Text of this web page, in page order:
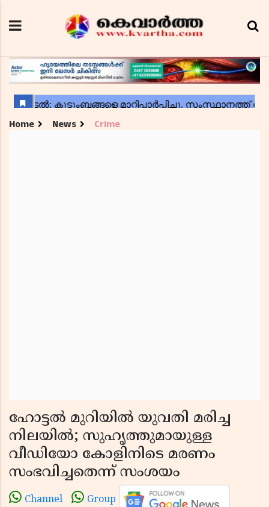
Home News Crime
ഹോട്ടൽ മുറിയിൽ യുവതി മരിച്ച
നിലയിൽ; സുഹൃത്തുമായുള്ള
വീഡിയോ കോളിനിടെ മരണം
സംഭവിച്ചതെന്ന് സംശയം
Channel Group